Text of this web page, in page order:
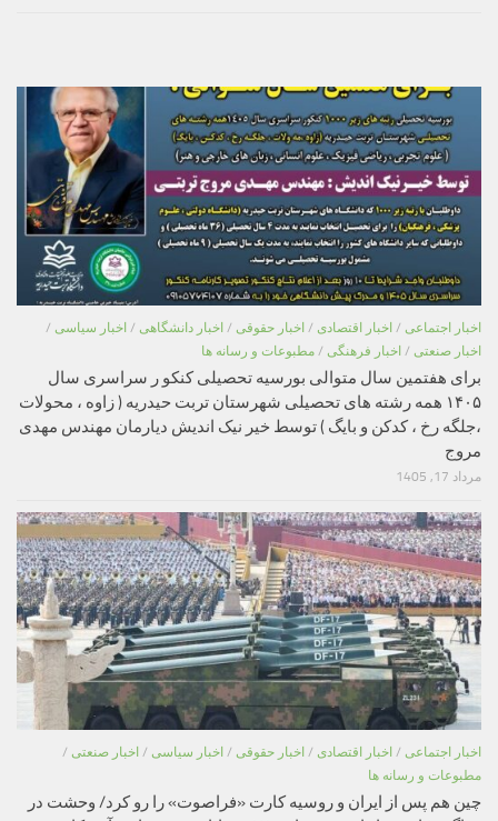
اخبار اجتماعی / اخبار اقتصادی / اخبار حقوقی / اخبار دانشگاهی / اخبار سیاسی /
اخبار صنعتی / اخبار فرهنگی / مطبوعات و رسانه ها
برای هفتمین سال متوالی بورسیه تحصیلی کنکو ر سراسری سال
۱۴۰۵ همه رشته های تحصیلی شهرستان تربت حیدریه ( زاوه ، محولات
،جلگه رخ ، کدکن و بایگ ) توسط خیر نیک اندیش دیارمان مهندس مهدی
مروج
مرداد 17, 1405
اخبار اجتماعی / اخبار اقتصادی / اخبار حقوقی / اخبار سیاسی / اخبار صنعتی /
مطبوعات و رسانه ها
چین هم پس از ایران و روسیه کارت «فراصوت» را رو کرد/ وحشت در